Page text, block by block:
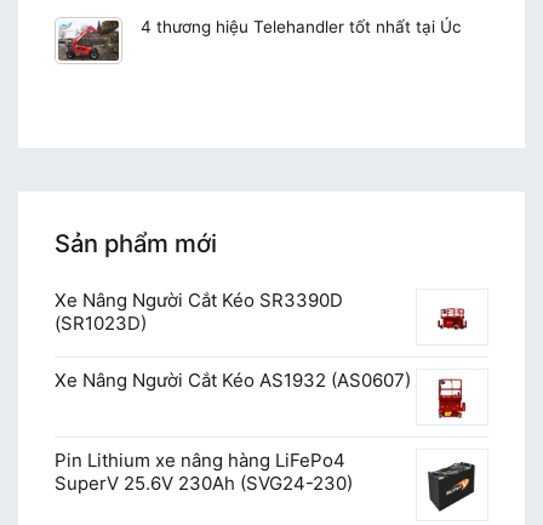
4 thương hiệu Telehandler tốt nhất tại Úc
Sản phẩm mới
Xe Nâng Người Cắt Kéo SR3390D
(SR1023D)
Xe Nâng Người Cắt Kéo AS1932 (AS0607)
Pin Lithium xe nâng hàng LiFePo4
SuperV 25.6V 230Ah (SVG24-230)